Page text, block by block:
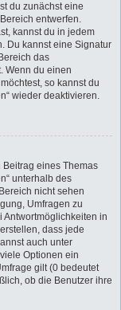
du zunächst eine
entwerfen.
kannst du in jedem
Du kannst eine Signatur
das
Wenn du einen
so kannst du
wieder deaktivieren.
eines Themas
unterhalb des
nicht sehen
Umfragen zu
Antwortmöglichkeiten in
dass jede
auch unter
Optionen ein
gilt (0 bedeutet
ob die Benutzer ihre